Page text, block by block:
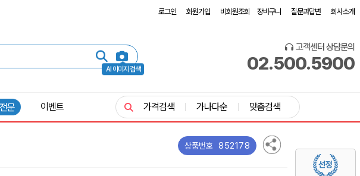
로그인 회원가입 비회원조회 장바구니 질문과답변 회사소개
AI 이미지 검색
고객센터 상담문의
02.500.5900
문 이벤트 가격검색 가나다순 맞춤검색
상품번호 852178